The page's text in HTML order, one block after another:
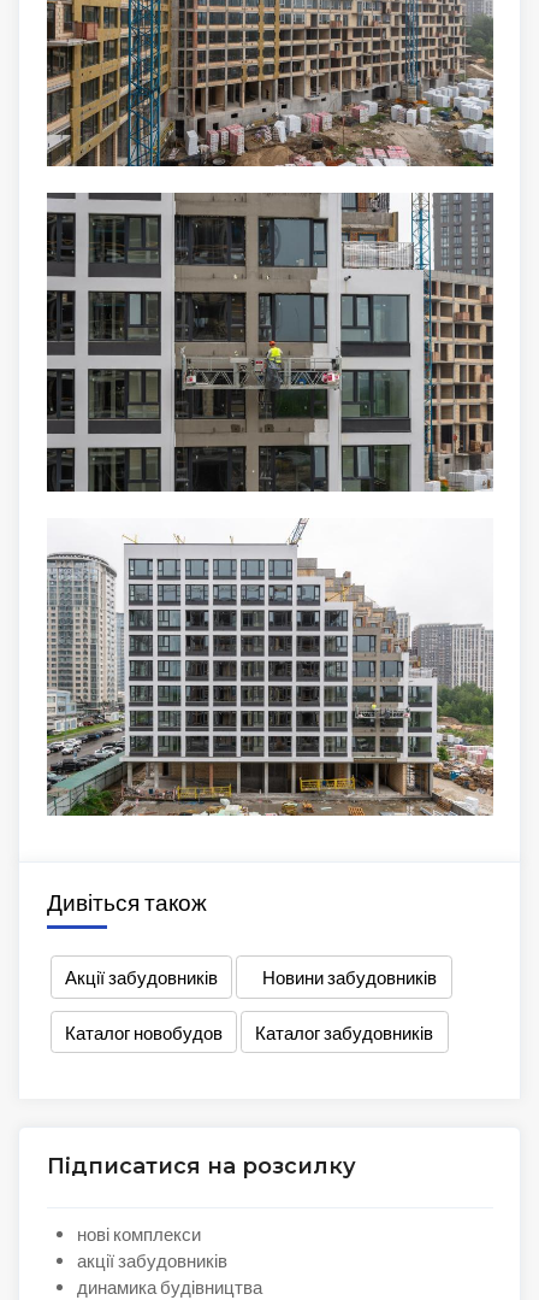
Дивіться також
Акції забудовників Новини забудовників
Каталог новобудов Каталог забудовників
Підписатися на розсилку
нові комплекси
акції забудовників
динамика будівництва